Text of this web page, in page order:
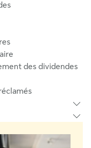
des dividendes